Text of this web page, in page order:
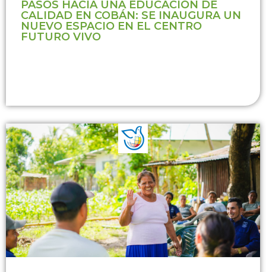
PASOS HACIA UNA EDUCACIÓN DE
CALIDAD EN COBÁN: SE INAUGURA UN
NUEVO ESPACIO EN EL CENTRO
FUTURO VIVO